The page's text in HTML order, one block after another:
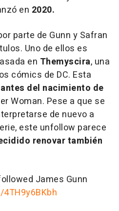
en 2020.
parte de Gunn y Safran
Uno de ellos es
en Themyscira, una
cómics de DC. Esta
antes del nacimiento de
Woman. Pese a que se
de nuevo a
este unfollow parece
renovar también
James Gunn